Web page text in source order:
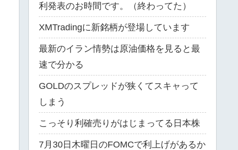
利発表のお時間です。（終わってた）
XMTradingに新銘柄が登場しています
最新のイラン情勢は原油価格を見ると最
速で分かる
GOLDのスプレッドが狭くてスキャって
しまう
こっそり利確売りがはじまってる日本株
7月30日木曜日のFOMCで利上げがあるか